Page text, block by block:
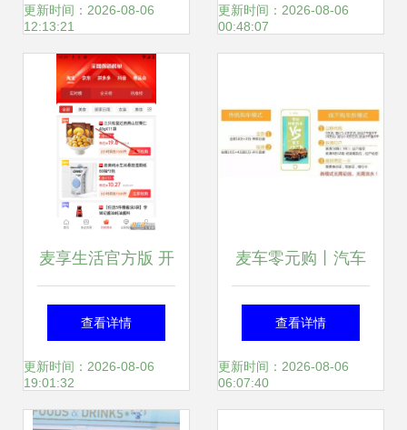
查工作，助力“麦享
零道”环境提升
更新时间：2026-08-06
12:13:21
验
更新时间：2026-08-06
00:48:07
麦享生活官方版 开
启麦享零道一站式
便利新体验
查看详情
更新时间：2026-08-06
19:01:32
麦车零元购丨汽车
市场摩登时代即将
来临，分享购车引
查看详情
更新时间：2026-08-06
06:07:40